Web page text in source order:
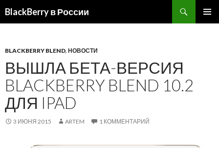
BlackBerry в России
BLACKBERRY BLEND, НОВОСТИ
ВЫШЛА БЕТА-ВЕРСИЯ
BLACKBERRY BLEND 10.2
ДЛЯ IPAD
3 ИЮНЯ 2015 ARTEM 1 КОММЕНТАРИЙ